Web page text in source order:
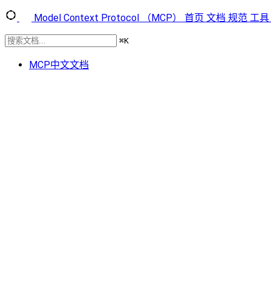
Model Context Protocol （MCP） 首页 文档 规范 工具
⌘K
MCP中文文档